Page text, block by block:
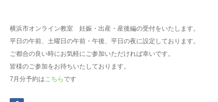
横浜市オンライン教室 妊娠・出産・産後編の受付をいたします。
平日の午前、土曜日の午前・午後、平日の夜に設定しております。
ご都合の良い時にお気軽にご参加いただければ幸いです。
皆様のご参加をお待ちいたしております。
7月分予約は こちら です